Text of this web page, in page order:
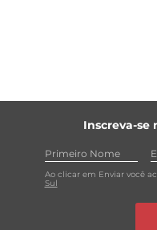
Inscreva-se
Ao clicar em Enviar você
Sul